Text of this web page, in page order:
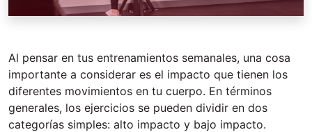
Al pensar en tus entrenamientos semanales, una cosa
importante a considerar es el impacto que tienen los
diferentes movimientos en tu cuerpo. En términos
generales, los ejercicios se pueden dividir en dos
categorías simples: alto impacto y bajo impacto.